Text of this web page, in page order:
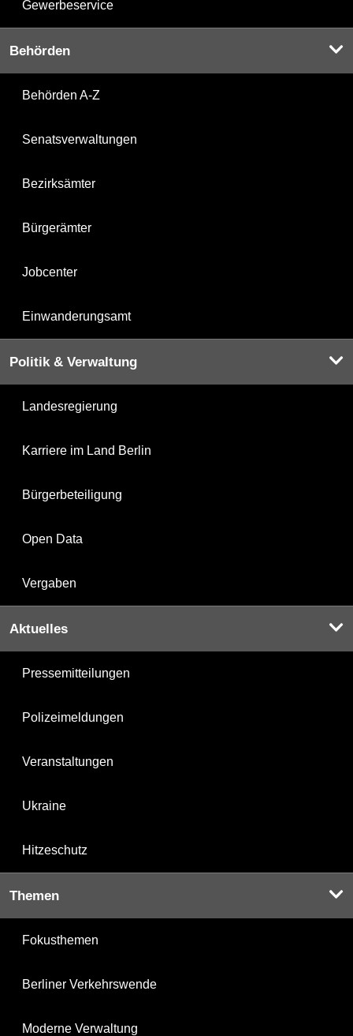
Gewerbeservice
Behörden
Behörden A-Z
Senatsverwaltungen
Bezirksämter
Bürgerämter
Jobcenter
Einwanderungsamt
Politik & Verwaltung
Landesregierung
Karriere im Land Berlin
Bürgerbeteiligung
Open Data
Vergaben
Aktuelles
Pressemitteilungen
Polizeimeldungen
Veranstaltungen
Ukraine
Hitzeschutz
Themen
Fokusthemen
Berliner Verkehrswende
Moderne Verwaltung